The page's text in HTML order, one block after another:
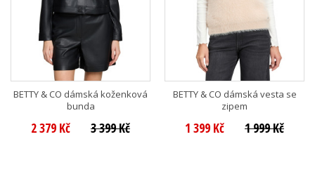
BETTY & CO dámská koženková
bunda
2 379 Kč 3 399 Kč
BETTY & CO dámská vesta se
zipem
1 399 Kč 1 999 Kč